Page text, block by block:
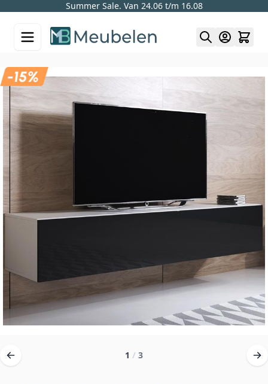
Summer Sale. Van 24.06 t/m 16.08
1 / 3